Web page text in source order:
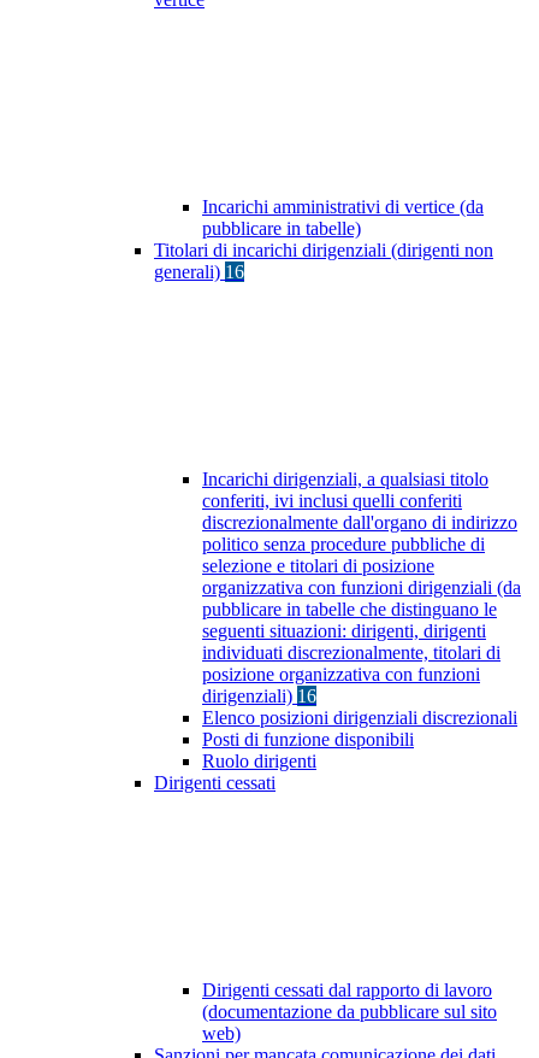
Incarichi amministrativi di vertice (da
pubblicare in tabelle)
Titolari di incarichi dirigenziali (dirigenti non
generali) 16
Incarichi dirigenziali, a qualsiasi titolo
conferiti, ivi inclusi quelli conferiti
discrezionalmente dall'organo di indirizzo
politico senza procedure pubbliche di
selezione e titolari di posizione
organizzativa con funzioni dirigenziali (da
pubblicare in tabelle che distinguano le
seguenti situazioni: dirigenti, dirigenti
individuati discrezionalmente, titolari di
posizione organizzativa con funzioni
dirigenziali) 16
Elenco posizioni dirigenziali discrezionali
Posti di funzione disponibili
Ruolo dirigenti
Dirigenti cessati
Dirigenti cessati dal rapporto di lavoro
(documentazione da pubblicare sul sito
web)